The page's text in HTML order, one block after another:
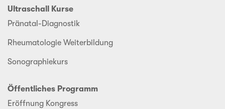
Ultraschall Kurse
Pränatal-Diagnostik
Rheumatologie Weiterbildung
Sonographiekurs
Öffentliches Programm
Eröffnung Kongress